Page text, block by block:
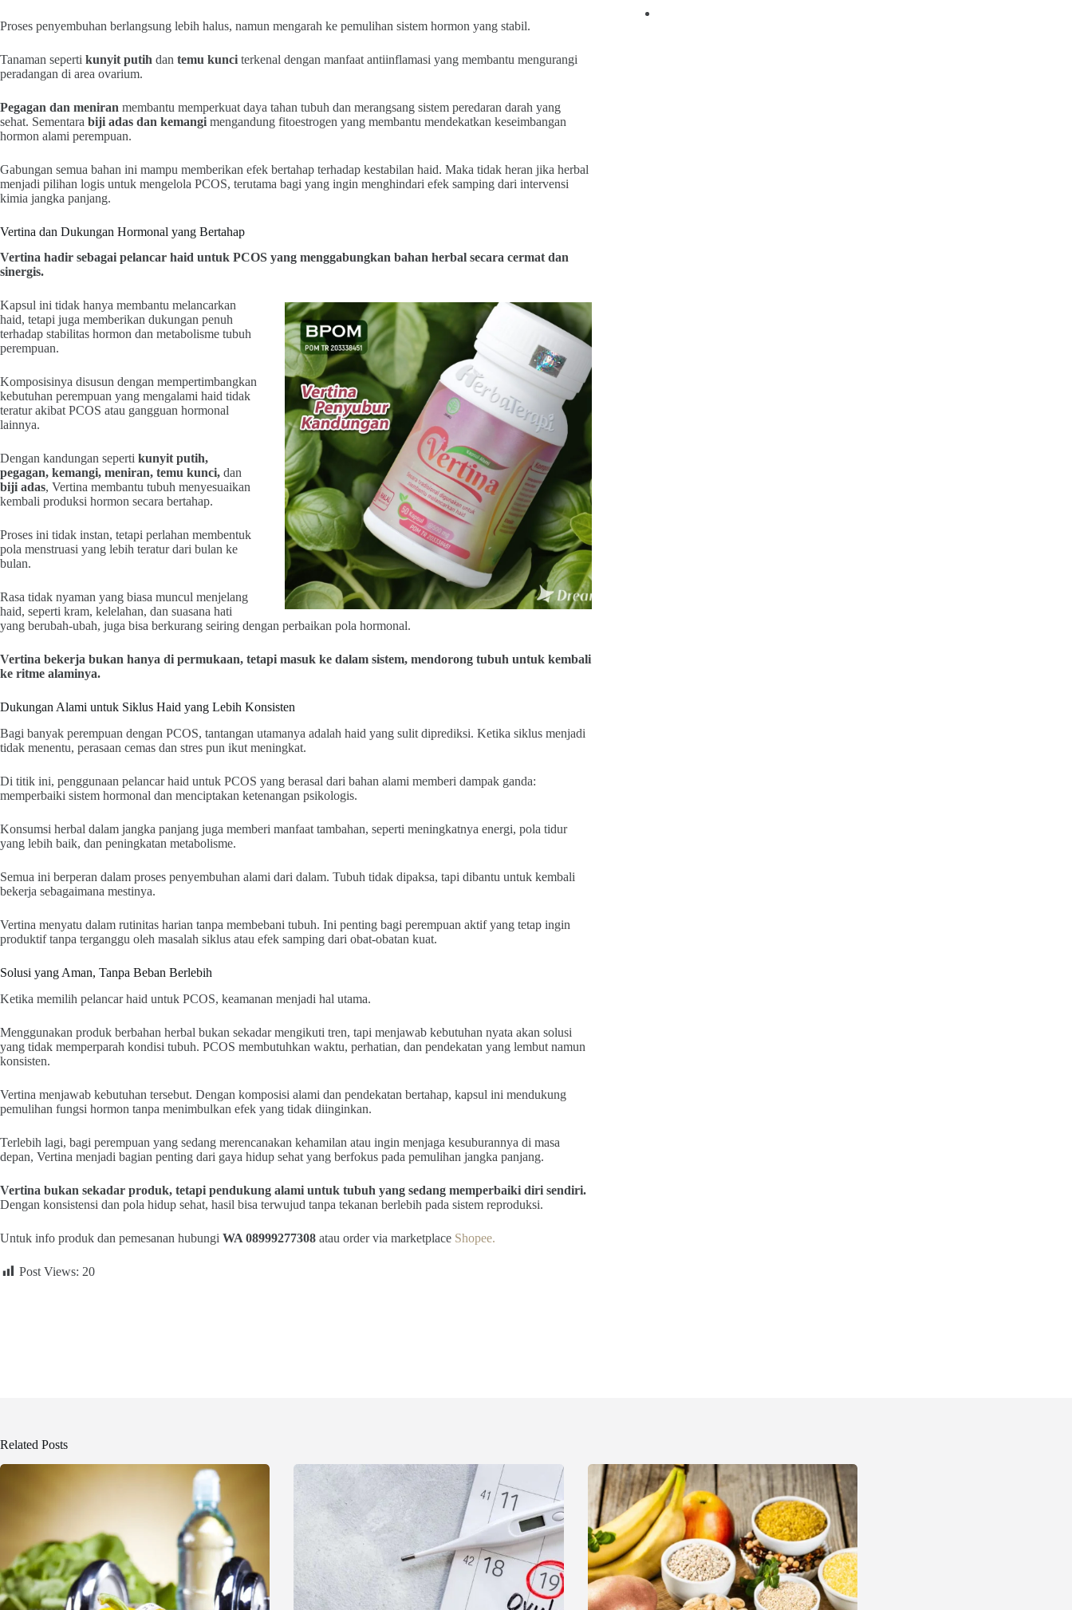
Proses penyembuhan berlangsung lebih halus, namun mengarah ke pemulihan sistem hormon yang stabil.
Tanaman seperti kunyit putih dan temu kunci terkenal dengan manfaat antiinflamasi yang membantu mengurangi
peradangan di area ovarium.
Pegagan dan meniran membantu memperkuat daya tahan tubuh dan merangsang sistem peredaran darah yang
sehat. Sementara biji adas dan kemangi mengandung fitoestrogen yang membantu mendekatkan keseimbangan
hormon alami perempuan.
Gabungan semua bahan ini mampu memberikan efek bertahap terhadap kestabilan haid. Maka tidak heran jika herbal
menjadi pilihan logis untuk mengelola PCOS, terutama bagi yang ingin menghindari efek samping dari intervensi
kimia jangka panjang.
Vertina dan Dukungan Hormonal yang Bertahap
Vertina hadir sebagai pelancar haid untuk PCOS yang menggabungkan bahan herbal secara cermat dan
sinergis.
Kapsul ini tidak hanya membantu melancarkan
haid, tetapi juga memberikan dukungan penuh
terhadap stabilitas hormon dan metabolisme tubuh
perempuan.
Komposisinya disusun dengan mempertimbangkan
kebutuhan perempuan yang mengalami haid tidak
teratur akibat PCOS atau gangguan hormonal
lainnya.
Dengan kandungan seperti kunyit putih,
pegagan, kemangi, meniran, temu kunci, dan
biji adas, Vertina membantu tubuh menyesuaikan
kembali produksi hormon secara bertahap.
Proses ini tidak instan, tetapi perlahan membentuk
pola menstruasi yang lebih teratur dari bulan ke
bulan.
Rasa tidak nyaman yang biasa muncul menjelang
haid, seperti kram, kelelahan, dan suasana hati
yang berubah-ubah, juga bisa berkurang seiring dengan perbaikan pola hormonal.
Vertina bekerja bukan hanya di permukaan, tetapi masuk ke dalam sistem, mendorong tubuh untuk kembali
ke ritme alaminya.
Dukungan Alami untuk Siklus Haid yang Lebih Konsisten
Bagi banyak perempuan dengan PCOS, tantangan utamanya adalah haid yang sulit diprediksi. Ketika siklus menjadi
tidak menentu, perasaan cemas dan stres pun ikut meningkat.
Di titik ini, penggunaan pelancar haid untuk PCOS yang berasal dari bahan alami memberi dampak ganda:
memperbaiki sistem hormonal dan menciptakan ketenangan psikologis.
Konsumsi herbal dalam jangka panjang juga memberi manfaat tambahan, seperti meningkatnya energi, pola tidur
yang lebih baik, dan peningkatan metabolisme.
Semua ini berperan dalam proses penyembuhan alami dari dalam. Tubuh tidak dipaksa, tapi dibantu untuk kembali
bekerja sebagaimana mestinya.
Vertina menyatu dalam rutinitas harian tanpa membebani tubuh. Ini penting bagi perempuan aktif yang tetap ingin
produktif tanpa terganggu oleh masalah siklus atau efek samping dari obat-obatan kuat.
Solusi yang Aman, Tanpa Beban Berlebih
Ketika memilih pelancar haid untuk PCOS, keamanan menjadi hal utama.
Menggunakan produk berbahan herbal bukan sekadar mengikuti tren, tapi menjawab kebutuhan nyata akan solusi
yang tidak memperparah kondisi tubuh. PCOS membutuhkan waktu, perhatian, dan pendekatan yang lembut namun
konsisten.
Vertina menjawab kebutuhan tersebut. Dengan komposisi alami dan pendekatan bertahap, kapsul ini mendukung
pemulihan fungsi hormon tanpa menimbulkan efek yang tidak diinginkan.
Terlebih lagi, bagi perempuan yang sedang merencanakan kehamilan atau ingin menjaga kesuburannya di masa
depan, Vertina menjadi bagian penting dari gaya hidup sehat yang berfokus pada pemulihan jangka panjang.
Vertina bukan sekadar produk, tetapi pendukung alami untuk tubuh yang sedang memperbaiki diri sendiri.
Dengan konsistensi dan pola hidup sehat, hasil bisa terwujud tanpa tekanan berlebih pada sistem reproduksi.
Untuk info produk dan pemesanan hubungi WA 08999277308 atau order via marketplace Shopee.
Post Views: 20
Related Posts